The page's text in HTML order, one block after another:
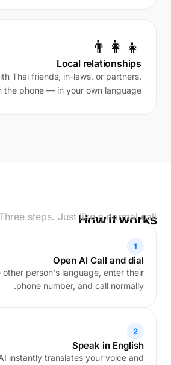
👨‍👩‍👧
Local relationships
Thai friends, in-laws, or partners.
the phone — in your own language.
How it works
Three steps. Just like a normal call.
1
Open AI Call and dial
other person's language, enter their
phone number, and call normally.
2
Speak in English
instantly translates your voice and